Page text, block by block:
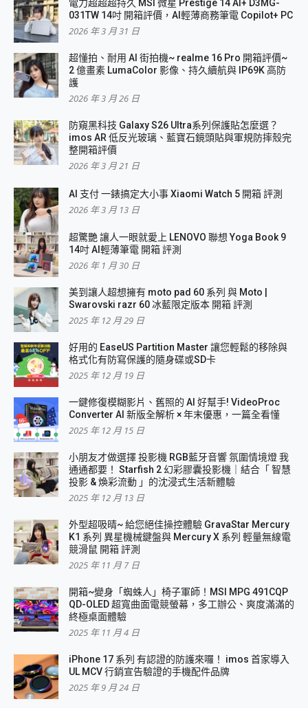
電力超超超持久 MSI 微星 Prestige 14 AI+ D3MG-
031TW 14吋 開箱評價，AI輕薄商務筆電 Copilot+ PC
2026 年 3 月 31 日
超懂拍、耐用 AI 街拍機~ realme 16 Pro 開箱評價~
2 億畫素 LumaColor 影像、持久續航與 IP69K 高防
護
2026 年 3 月 26 日
防窺黑科技 Galaxy S26 Ultra系列保護貼怎麼選？
imos AR 低反光玻璃、藍寶石鏡頭貼與軍規防摔殼完
整開箱評價
2026 年 3 月 21 日
AI 支付 一錶搞定大小事 Xiaomi Watch 5 開箱 評測
2026 年 3 月 13 日
超驚艷 讓人一眼就愛上 LENOVO 聯想 Yoga Book 9
14吋 AI輕薄筆電 開箱 評測
2026 年 1 月 30 日
美到讓人超想擁有 moto pad 60 系列 與 Moto |
Swarovski razr 60 冰藍限定版本 開箱 評測
2025 年 12 月 29 日
好用的 EaseUS Partition Master 讓您輕鬆的移除與
格式化有防寫保護的隨身碟或SD卡
2025 年 12 月 19 日
一鍵修復模糊影片、舊照的 AI 好幫手! VideoProc
Converter AI 新版全解析 × 年末優惠，一篇全看懂
2025 年 12 月 15 日
小朋友才做選擇 投影機 RGB藍牙音響 氛圍情境燈 我
通通都要！ Starfish 2 幻彩膠囊投影機｜結合「 智慧
投影 & 煥彩流動 」的沈浸式生活新體驗
2025 年 12 月 13 日
外型超吸晴~ 給您絕佳操控體驗 GravaStar Mercury
K1 系列 異星機械鍵盤與 Mercury X 系列 輕量無線電
競滑鼠 開箱 評測
2025 年 11 月 7 日
開箱~變身「蜘蛛人」椅子軍師！MSI MPG 491CQP
QD-OLED 超寬曲面電競螢幕，多工辦公、爽度滿滿的
終極桌面體驗
2025 年 11 月 4 日
iPhone 17 系列 有認證的防護來囉！ imos 首家導入
UL MCV 行銷宣告驗證的手機配件品牌
2025 年 9 月 24 日